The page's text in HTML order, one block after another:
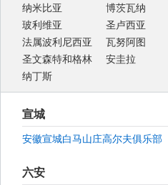
纳米比亚
博茨瓦纳
玻利维亚
圣卢西亚
法属波利尼西亚
瓦努阿图
圣文森特和格林
纳丁斯
安圭拉
宣城
安徽宣城白马山庄高尔夫俱乐部
六安